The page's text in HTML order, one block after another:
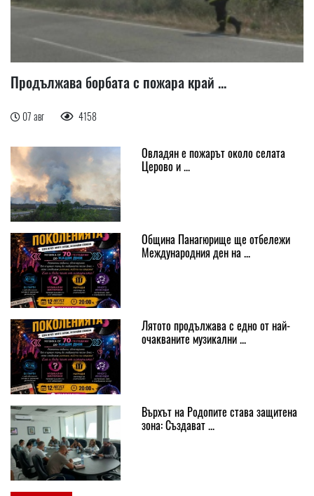
Продължава борбата с пожара край ...
07 авг 4158
Овладян е пожарът около селата
Церово и ...
Община Панагюрище ще отбележи
Международния ден на ...
Лятото продължава с едно от най-
очакваните музикални ...
Върхът на Родопите става защитена
зона: Създават ...